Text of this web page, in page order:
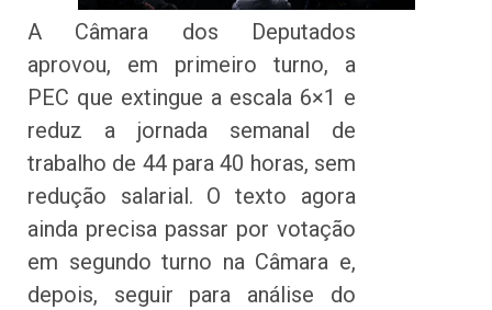
A Câmara dos Deputados
aprovou, em primeiro turno, a
PEC que extingue a escala 6×1 e
reduz a jornada semanal de
trabalho de 44 para 40 horas, sem
redução salarial. O texto agora
ainda precisa passar por votação
em segundo turno na Câmara e,
depois, seguir para análise do